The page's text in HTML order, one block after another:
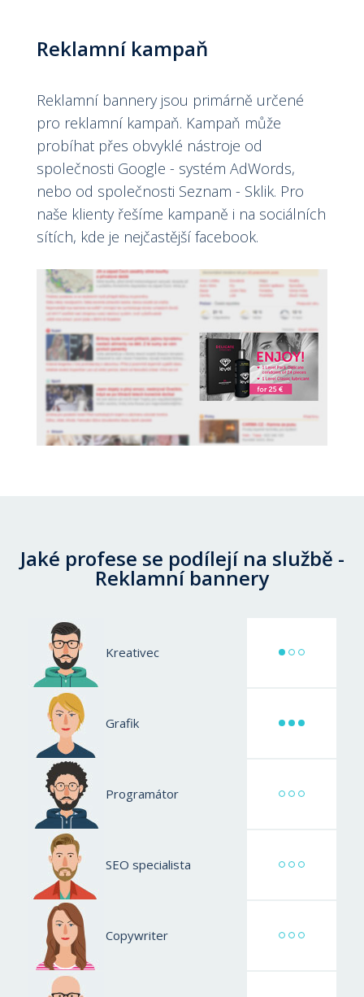
Reklamní kampaň
Reklamní bannery jsou primárně určené
pro reklamní kampaň. Kampaň může
probíhat přes obvyklé nástroje od
společnosti Google - systém AdWords,
nebo od společnosti Seznam - Sklik. Pro
naše klienty řešíme kampaně i na sociálních
sítích, kde je nejčastější facebook.
Jaké profese se podílejí na službě -
Reklamní bannery
Kreativec
Grafik
Programátor
SEO specialista
Copywriter